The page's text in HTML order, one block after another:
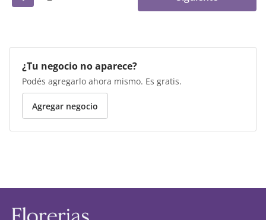
¿Tu negocio no aparece?
Podés agregarlo ahora mismo. Es gratis.
Agregar negocio